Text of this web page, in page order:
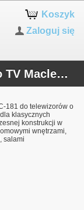
Koszyk
Zaloguj się
Uchwyt / stojak podłogowy do TV Maclean, 27-55", max. VESA 200x200, max. 60kg, MC-181 W
181 do telewizorów o
klasycznych
konstrukcji w
wnętrzami,
salami